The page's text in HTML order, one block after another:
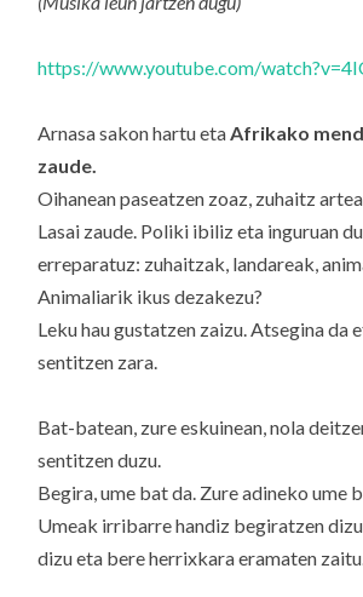
https://www.youtube.com/
Arnasa sakon hartu etaAfrikako
zaude.
Oihanean paseatzen zoaz, zuhaitz
Lasai zaude. Poliki ibiliz eta inguruan
erreparatuz: zuhaitzak, landareak,
Animaliarik ikus dezakezu?
Leku hau gustatzen zaizu. Atsegina da
sentitzen zara.
Bat-batean, zure eskuinean, nola
sentitzen duzu.
Begira, ume bat da. Zure adineko ume
Umeak irribarre handiz begiratzen
dizu eta bere herrixkara eramaten